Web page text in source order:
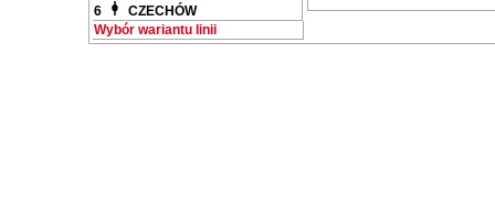
6
CZECHÓW
Wybór wariantu linii